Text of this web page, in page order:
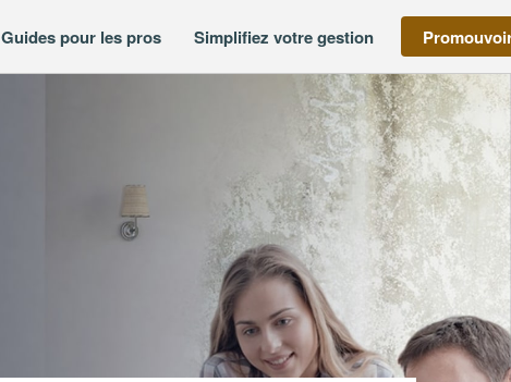
Guides pour les pros Simplifiez votre gestion